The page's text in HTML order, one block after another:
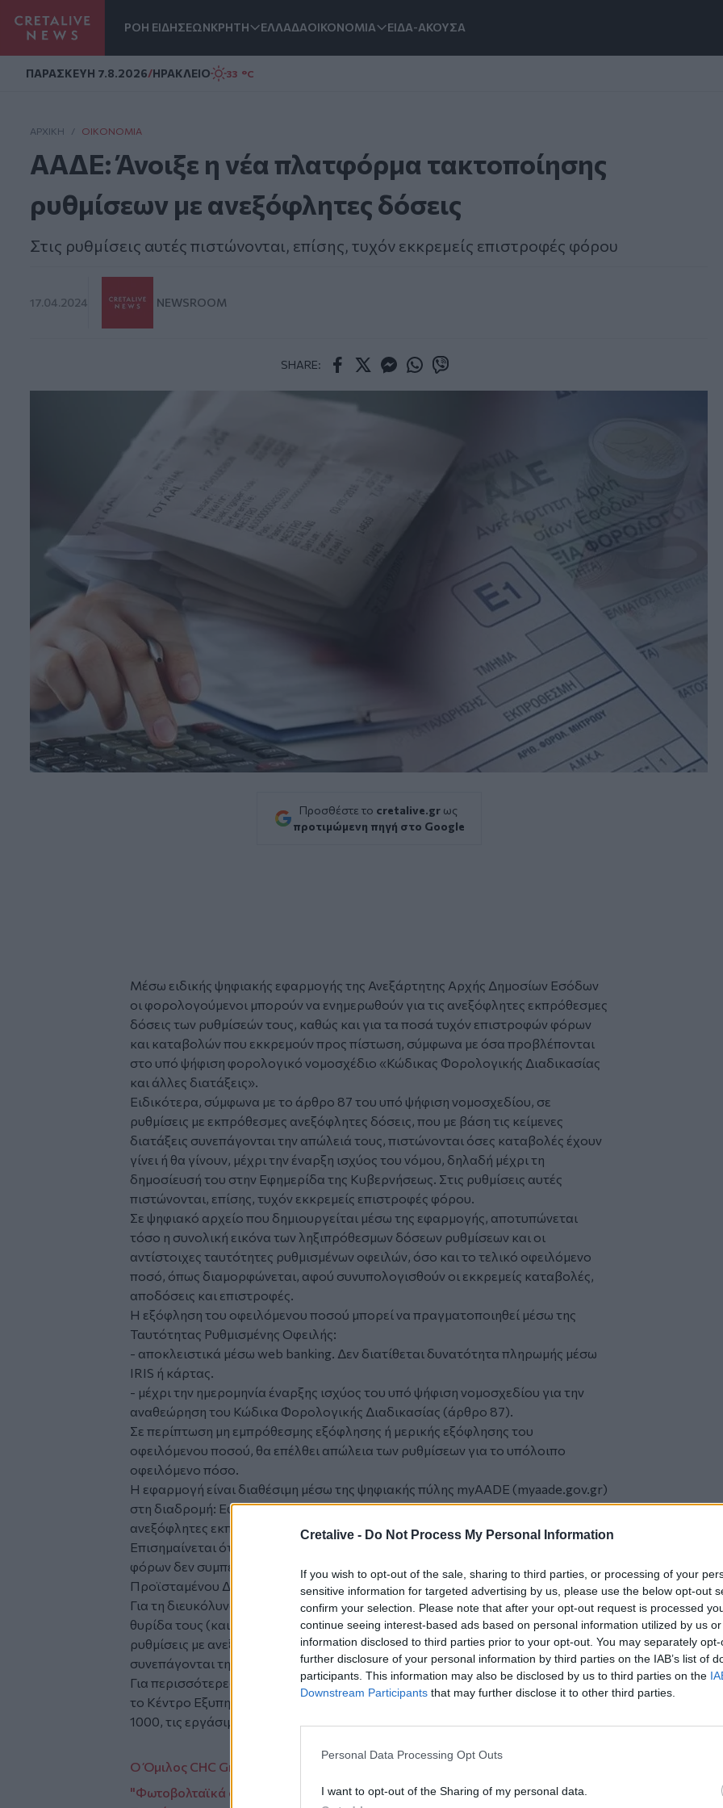
Cretalive - Do Not Process My Personal Information
If you wish to opt-out of the sale, sharing to third parties, or processing of your
sensitive information for targeted advertising by us, please use the below opt-out
confirm your selection. Please note that after your opt-out request is processed
continue seeing interest-based ads based on personal information utilized by us
information disclosed to third parties prior to your opt-out. You may separately
further disclosure of your personal information by third parties on the IAB’s list of
participants. This information may also be disclosed by us to third parties on the
Downstream Participants that may further disclose it to other third parties.
Personal Data Processing Opt Outs
I want to opt-out of the Sharing of my personal data.
ΡΟΗ ΕΙΔΗΣΕΩΝΚΡΗΤΗ ΕΛΛΑΔΑΟΙΚΟΝΟΜΙΑ ΕΙΔΑ-ΑΚΟΥΣΑ
ΠΑΡΑΣΚΕΥΗ 7.8.2026/ΗΡΑΚΛΕΙΟ 33 °C
ΑΡΧΙΚΗ / ΟΙΚΟΝΟΜΊΑ
ΑΑΔΕ: Άνοιξε η νέα πλατφόρμα τακτοποίησης
ρυθμίσεων με ανεξόφλητες δόσεις
Στις ρυθμίσεις αυτές πιστώνονται, επίσης, τυχόν εκκρεμείς επιστροφές φόρου
17.04.2024 NEWSROOM
SHARE:
Προσθέστε το cretalive.gr ως
προτιμώμενη πηγή στο Google
Μέσω ειδικής ψηφιακής εφαρμογής της Ανεξάρτητης Αρχής Δημοσίων Εσόδων
οι φορολογούμενοι μπορούν να ενημερωθούν για τις ανεξόφλητες εκπρόθεσμες
δόσεις των ρυθμίσεών τους, καθώς και για τα ποσά τυχόν επιστροφών φόρων
και καταβολών που εκκρεμούν προς πίστωση, σύμφωνα με όσα προβλέπονται
στο υπό ψήφιση φορολογικό νομοσχέδιο «Κώδικας Φορολογικής Διαδικασίας
και άλλες διατάξεις».
Ειδικότερα, σύμφωνα με το άρθρο 87 του υπό ψήφιση νομοσχεδίου, σε
ρυθμίσεις με εκπρόθεσμες ανεξόφλητες δόσεις, που με βάση τις κείμενες
διατάξεις συνεπάγονται την απώλειά τους, πιστώνονται όσες καταβολές έχουν
γίνει ή θα γίνουν, μέχρι την έναρξη ισχύος του νόμου, δηλαδή μέχρι τη
δημοσίευσή του στην Εφημερίδα της Κυβερνήσεως. Στις ρυθμίσεις αυτές
πιστώνονται, επίσης, τυχόν εκκρεμείς επιστροφές φόρου.
Σε ψηφιακό αρχείο που δημιουργείται μέσω της εφαρμογής, αποτυπώνεται
τόσο η συνολική εικόνα των ληξιπρόθεσμων δόσεων ρυθμίσεων και οι
αντίστοιχες ταυτότητες ρυθμισμένων οφειλών, όσο και το τελικό οφειλόμενο
ποσό, όπως διαμορφώνεται, αφού συνυπολογισθούν οι εκκρεμείς καταβολές,
αποδόσεις και επιστροφές.
Η εξόφληση του οφειλόμενου ποσού μπορεί να πραγματοποιηθεί μέσω της
Ταυτότητας Ρυθμισμένης Οφειλής:
- αποκλειστικά μέσω web banking. Δεν διατίθεται δυνατότητα πληρωμής μέσω
IRIS ή κάρτας.
- μέχρι την ημερομηνία έναρξης ισχύος του υπό ψήφιση νομοσχεδίου για την
αναθεώρηση του Κώδικα Φορολογικής Διαδικασίας (άρθρο 87).
Σε περίπτωση μη εμπρόθεσμης εξόφλησης ή μερικής εξόφλησης του
οφειλόμενου ποσού, θα επέλθει απώλεια των ρυθμίσεων για το υπόλοιπο
οφειλόμενο πόσο.
Η εφαρμογή είναι διαθέσιμη μέσω της ψηφιακής πύλης myAADE (myaade.gov.gr)
στη διαδρομή: Εφαρμογές > Φορολογικές Υπηρεσίες> Ρυθμίσεις με
ανεξόφλητες εκπρόθεσμες δόσεις.
Επισημαίνεται ότι η διαδικασία πιστώσεων και συμψηφισμών με επιστροφές
φόρων δεν συμπεριλαμβάνει ρυθμίσεις που έχουν ήδη απωλεσθεί με πράξη
Προϊσταμένου ΔΟΥ.
Για τη διευκόλυνσή τους, η ΑΑΔΕ θα ειδοποιήσει μέσω mail και μηνυμάτων στη
θυρίδα τους (και στο myAADEapp) τους 215.000 φορολογουμένους που έχουν
ρυθμίσεις με ανεξόφλητες δόσεις, οι οποίες με βάση τις κείμενες διατάξεις
συνεπάγονται την απώλειά τους.
Για περισσότερες διευκρινίσεις οι ενδιαφερόμενοι μπορούν να επικοινωνούν με
το Κέντρο Εξυπηρέτησης Φορολογουμένων της ΑΑΔΕ, στο τηλέφωνο 213 162
1000, τις εργάσιμες ημέρες και ώρες 07:30 - 17:00.
Ο Όμιλος CHC Group στο 100% Hotel Show
"Φωτοβολταϊκά στο χωράφι" για αγρότες με τη στήριξη της ΑΕΝΑΟΣ Ενεργειακά